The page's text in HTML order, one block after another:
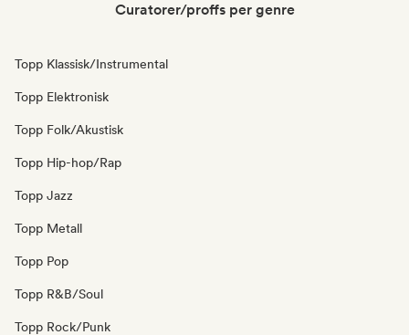
Curatorer/proffs per genre
Topp Klassisk/Instrumental
Topp Elektronisk
Topp Folk/Akustisk
Topp Hip-hop/Rap
Topp Jazz
Topp Metall
Topp Pop
Topp R&B/Soul
Topp Rock/Punk